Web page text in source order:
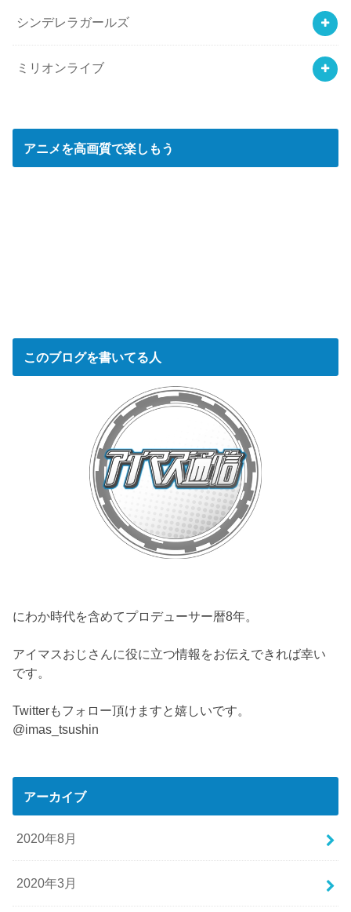
シンデレラガールズ
ミリオンライブ
アニメを高画質で楽しもう
このブログを書いてる人
にわか時代を含めてプロデューサー暦8年。
アイマスおじさんに役に立つ情報をお伝えできれば幸い
です。
Twitterもフォロー頂けますと嬉しいです。
@imas_tsushin
アーカイブ
2020年8月
2020年3月